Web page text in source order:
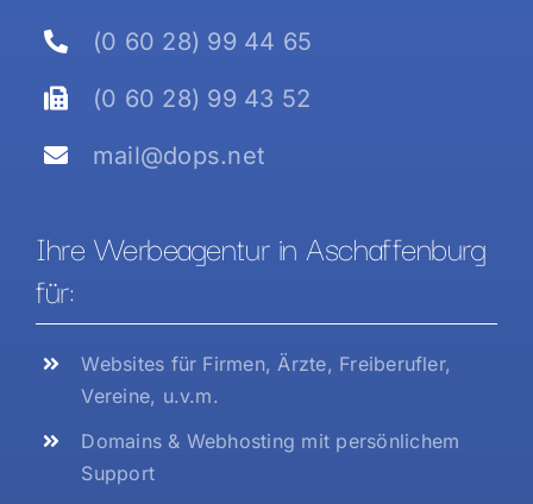
(0 60 28) 99 44 65
(0 60 28) 99 43 52
mail@dops.net
Ihre Werbeagentur in Aschaffenburg
für:
Websites für Firmen, Ärzte, Freiberufler,
Vereine, u.v.m.
Domains & Webhosting mit persönlichem
Support